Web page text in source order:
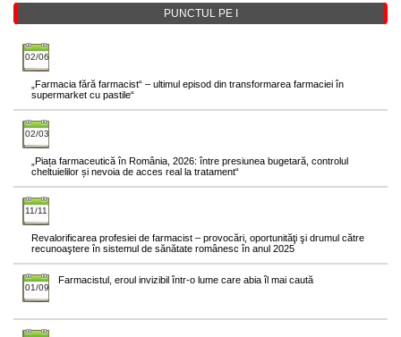
PUNCTUL PE I
02/06
„Farmacia fără farmacist“ – ultimul episod din transformarea farmaciei în
supermarket cu pastile“
02/03
„Piața farmaceutică în România, 2026: între presiunea bugetară, controlul
cheltuielilor și nevoia de acces real la tratament“
11/11
Revalorificarea profesiei de farmacist – provocări, oportunităţi şi drumul către
recunoaştere în sistemul de sănătate românesc în anul 2025
01/09
Farmacistul, eroul invizibil într-o lume care abia îl mai caută